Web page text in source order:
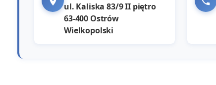
ul. Kaliska 83/9 II piętro
63-400 Ostrów
Wielkopolski